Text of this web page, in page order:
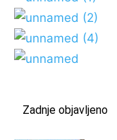
Zadnje objavljeno